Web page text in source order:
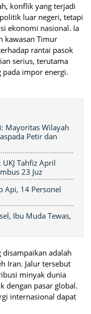
konflik yang terjadi
luar negeri, tetapi
ekonomi nasional. Ia
kawasan Timur
rantai pasok
serius, terutama
pada impor energi.
Mayoritas Wilayah
Petir dan
Tahfiz April
23 Juz
Api, 14 Personel
Ibu Muda Tewas,
adalah
Iran. Jalur tersebut
minyak dunia
dengan pasar global.
internasional dapat